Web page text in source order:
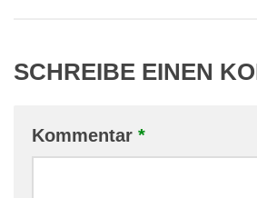
SCHREIBE EINEN
Kommentar *